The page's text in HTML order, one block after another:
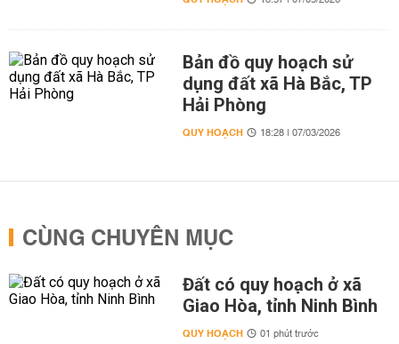
Bản đồ quy hoạch sử
dụng đất xã Hà Bắc, TP
Hải Phòng
QUY HOẠCH 18:28 | 07/03/2026
CÙNG CHUYÊN MỤC
Đất có quy hoạch ở xã
Giao Hòa, tỉnh Ninh Bình
QUY HOẠCH 01 phút trước